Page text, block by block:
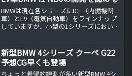
BMWは現在各シリーズにICE（内燃機関
車）とEV（電気自動車）をラインナップ
していますが、小型の1シリーズにおいて
新型BMW 4シリーズ クーペ G22
予想CG早くも登場
ちょっと希望的観測が多い新型BMW 4シ